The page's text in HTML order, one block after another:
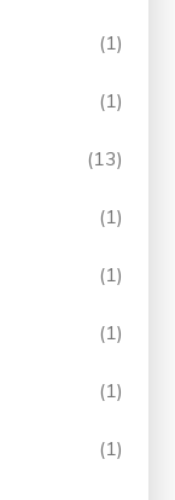
(1)
(1)
(13)
(1)
(1)
(1)
(1)
(1)